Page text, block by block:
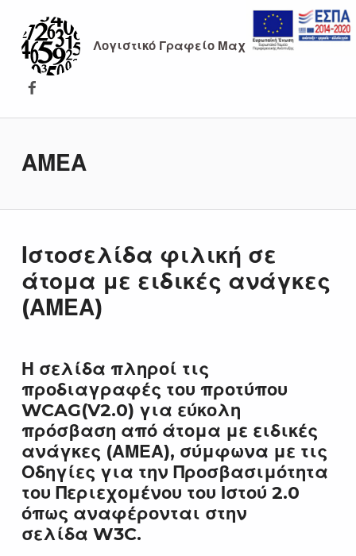
Λογιστικό Γραφείο Μαχαιρίδου
Λογιστικό γραφείο Μαχαιρίδου
ΑΜΕΑ
Ιστοσελίδα φιλική σε
άτομα με ειδικές ανάγκες
(ΑΜΕΑ)
Η σελίδα πληροί τις
προδιαγραφές του προτύπου
WCAG(V2.0) για εύκολη
πρόσβαση από άτομα με ειδικές
ανάγκες (ΑΜΕΑ), σύμφωνα με τις
Οδηγίες για την Προσβασιμότητα
του Περιεχομένου του Ιστού 2.0
όπως αναφέρονται στην
σελίδα W3C.